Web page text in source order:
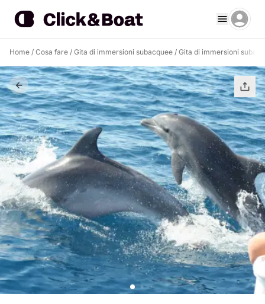
Home / Cosa fare / Gita di immersioni subacquee / Gita di immersioni